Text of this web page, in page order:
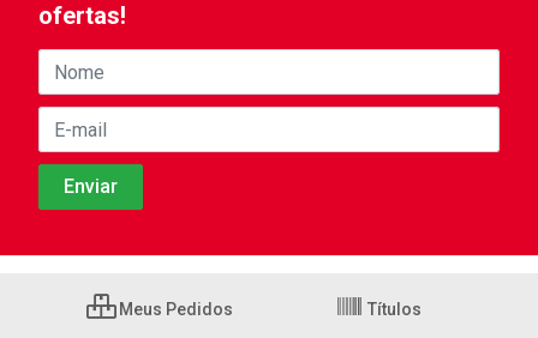
ofertas!
Meus Pedidos Títulos